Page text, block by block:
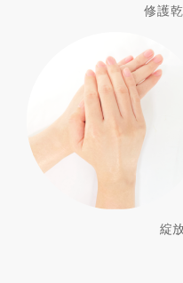
修護
綻